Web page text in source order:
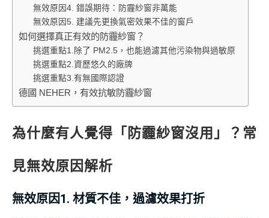
無效原因4. 錯誤期待：防霾紗窗非萬能
無效原因5. 建議先更換氣密效果不佳的窗戶
如何選擇真正有效的防霾紗窗？
挑選重點1.除了 PM2.5，也能過濾其他污染物與過敏原
挑選重點2.資歷悠久的廠牌
挑選重點3.有無國際認證
德國 NEHER，有效抗敏防霾紗窗
為什麼有人覺得「防霾紗窗沒用」？常
見無效原因解析
無效原因1. 材質不佳，過濾效果打折